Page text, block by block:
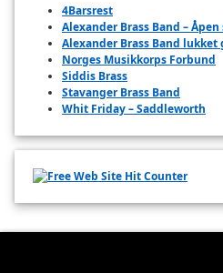
4Barsrest
Alexander Brass Band –
Alexander Brass Band lukket
Norges Musikkorps Forbund
Siddis Brass
Stavanger Brass Band
Whit Friday – Saddleworth